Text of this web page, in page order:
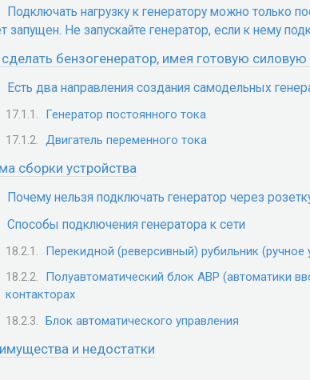
Подключать нагрузку к генератору можно только
запущен. Не запускайте генератор, если к нему
бензогенератор, имея готовую силовую
Есть два направления создания самодельных
Генератор постоянного тока
Двигатель переменного тока
сборки устройства
Почему нельзя подключать генератор через
Способы подключения генератора к сети
Перекидной (реверсивный) рубильник (ручное
Полуавтоматический блок АВР (автоматики
контакторах
Блок автоматического управления
и недостатки